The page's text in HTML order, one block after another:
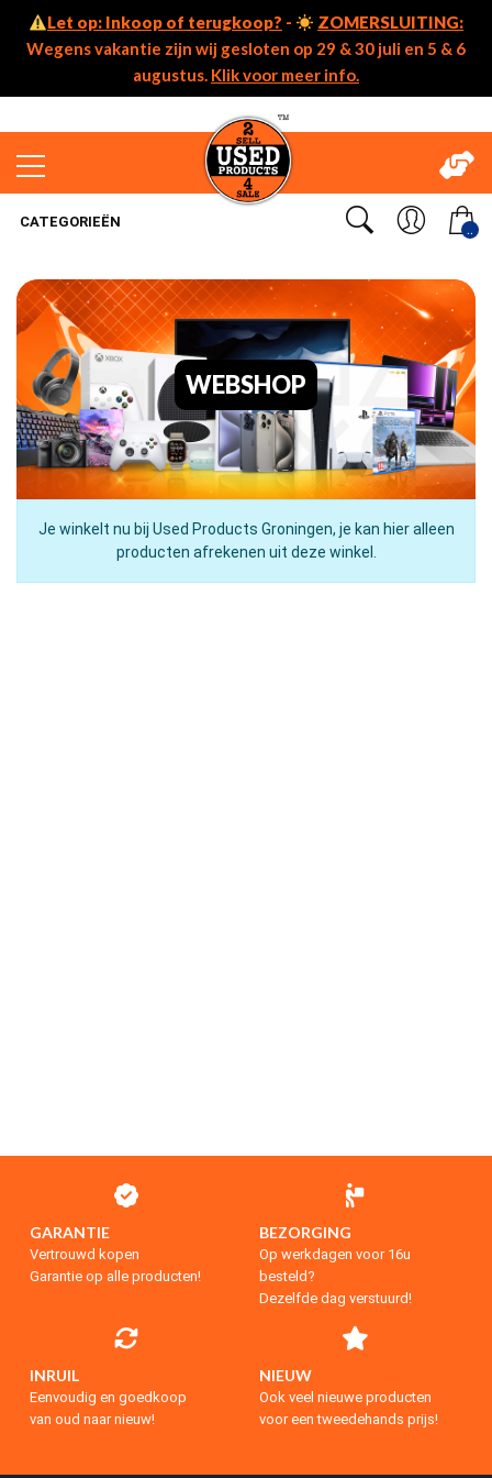
Let op: Inkoop of terugkoop? -
ZOMERSLUITING:
Wegens vakantie zijn wij gesloten op 29 & 30 juli en 5 & 6
augustus. Klik voor meer info.
..
CATEGORIEËN
WEBSHOP
Je winkelt nu bij Used Products Groningen, je kan hier alleen
producten afrekenen uit deze winkel.
GARANTIE
Vertrouwd kopen
Garantie op alle producten!
BEZORGING
Op werkdagen voor 16u
besteld?
Dezelfde dag verstuurd!
INRUIL
Eenvoudig en goedkoop
van oud naar nieuw!
NIEUW
Ook veel nieuwe producten
voor een tweedehands prijs!